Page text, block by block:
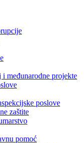
i međunarodne projekte
poslove
zaštite
pomoć